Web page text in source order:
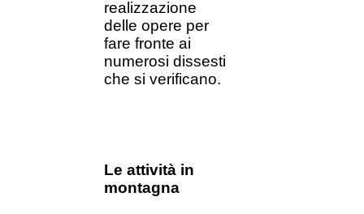
realizzazione
delle opere per
fare fronte ai
numerosi dissesti
che si verificano.
Le attività in
montagna